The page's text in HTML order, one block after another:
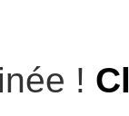
!